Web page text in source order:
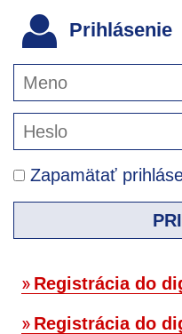
Prihlásenie
Zapamätať
Registrácia do
Registrácia do